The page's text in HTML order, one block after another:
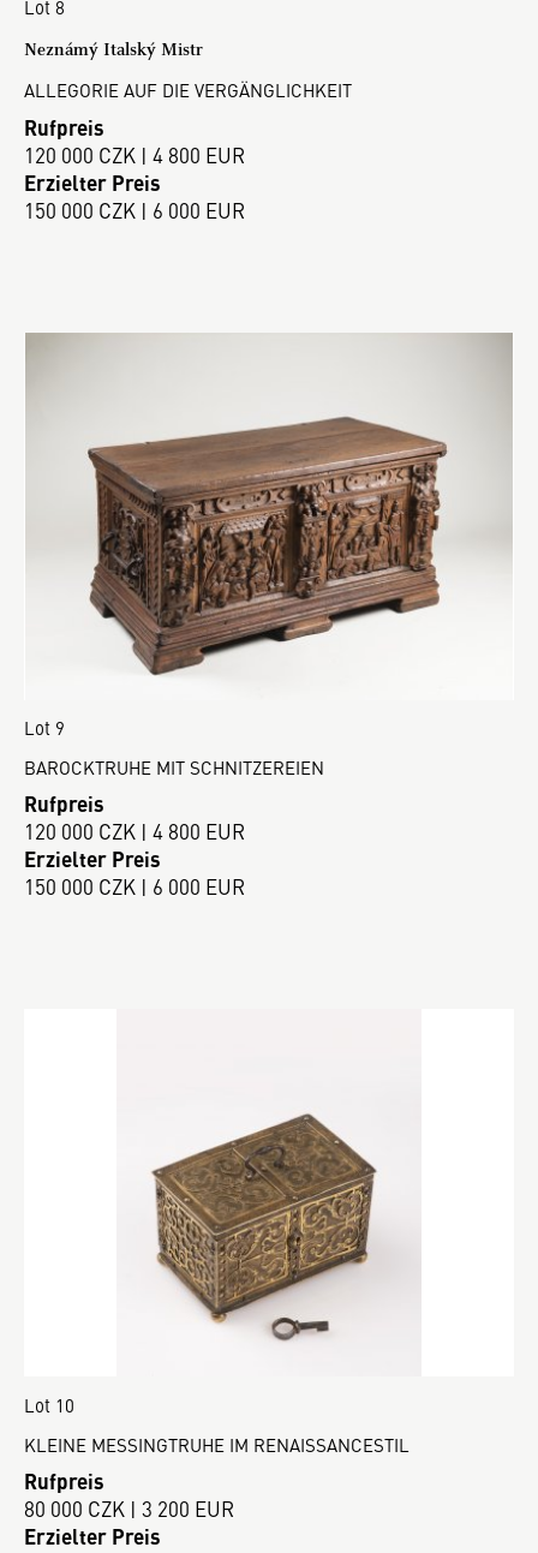
Lot 8
Neznámý Italský Mistr
ALLEGORIE AUF DIE VERGÄNGLICHKEIT
Rufpreis
120 000 CZK | 4 800 EUR
Erzielter Preis
150 000 CZK | 6 000 EUR
Lot 9
BAROCKTRUHE MIT SCHNITZEREIEN
Rufpreis
120 000 CZK | 4 800 EUR
Erzielter Preis
150 000 CZK | 6 000 EUR
Lot 10
KLEINE MESSINGTRUHE IM RENAISSANCESTIL
Rufpreis
80 000 CZK | 3 200 EUR
Erzielter Preis